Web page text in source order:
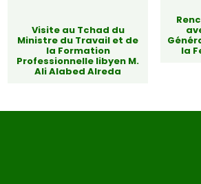
Visite au Tchad du
Ministre du Travail et de
la Formation
Professionnelle libyen M.
Ali Alabed Alreda
la